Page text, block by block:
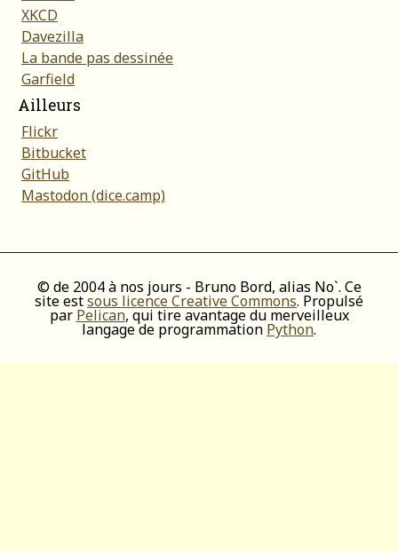
XKCD
Davezilla
La bande pas dessinée
Garfield
Ailleurs
Flickr
Bitbucket
GitHub
Mastodon (dice.camp)
© de 2004 à nos jours - Bruno Bord, alias No`. Ce
site estsous licence Creative Commons. Propulsé
par Pelican, qui tire avantage du merveilleux
langage de programmation Python.